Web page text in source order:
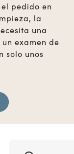
pedido en
la
una
examen de
solo unos